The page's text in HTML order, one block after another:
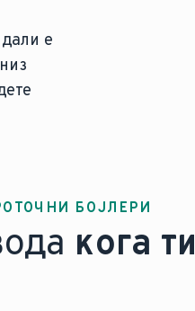
е
БОЈЛЕРИ
кога ти